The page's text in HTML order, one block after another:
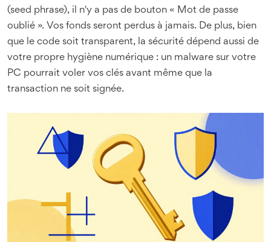
(seed phrase), il n'y a pas de bouton « Mot de passe
oublié ». Vos fonds seront perdus à jamais. De plus, bien
que le code soit transparent, la sécurité dépend aussi de
votre propre hygiène numérique : un malware sur votre
PC pourrait voler vos clés avant même que la
transaction ne soit signée.